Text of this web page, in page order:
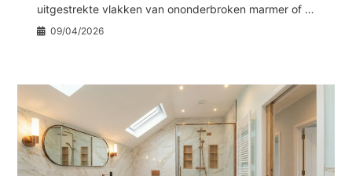
uitgestrekte vlakken van ononderbroken marmer of …
09/04/2026